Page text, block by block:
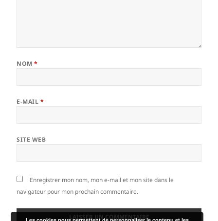
NOM*
E-MAIL *
SITE WEB
Enregistrer mon nom, mon e-mail et mon site dans le
navigateur pour mon prochain commentaire.